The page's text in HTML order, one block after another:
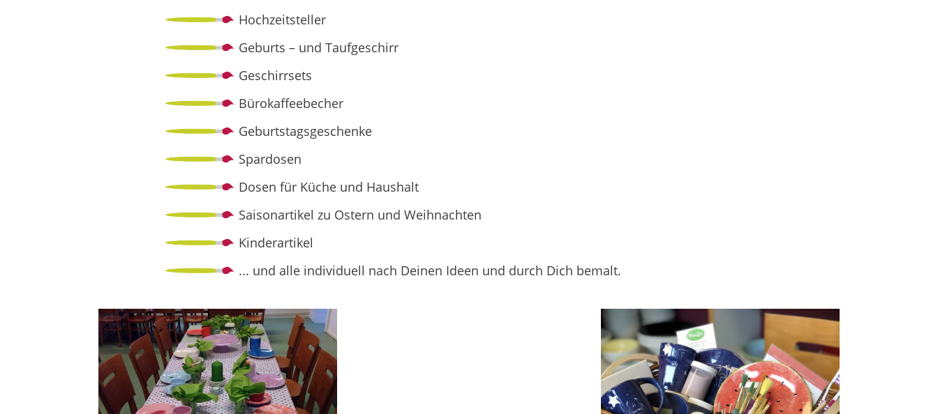
Hochzeitsteller
Geburts – und Taufgeschirr
Geschirrsets
Bürokaffeebecher
Geburtstagsgeschenke
Spardosen
Dosen für Küche und Haushalt
Saisonartikel zu Ostern und Weihnachten
Kinderartikel
... und alle individuell nach Deinen Ideen und durch Dich bemalt.